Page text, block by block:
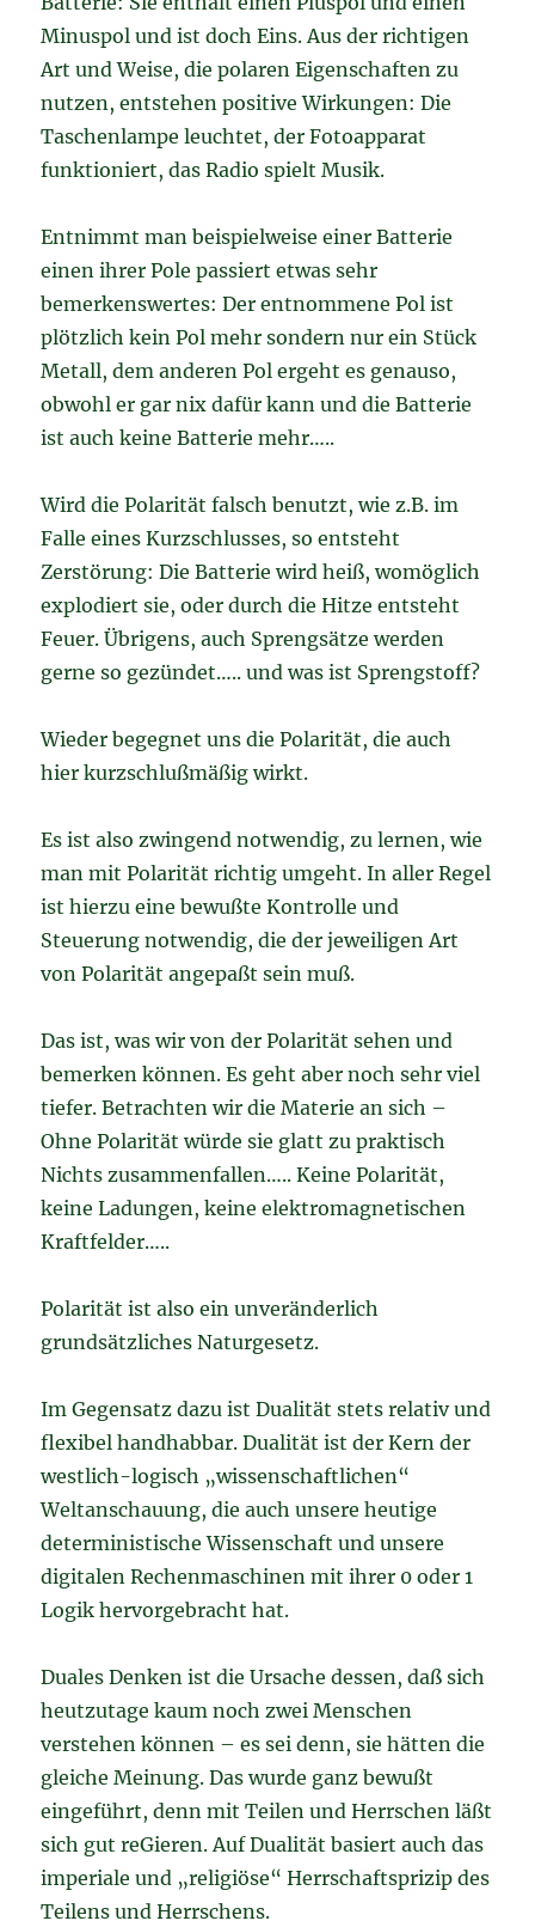
Minuspol und ist doch Eins. Aus der richtigen
Art und Weise, die polaren Eigenschaften zu
nutzen, entstehen positive Wirkungen: Die
Taschenlampe leuchtet, der Fotoapparat
funktioniert, das Radio spielt Musik.
Entnimmt man beispielweise einer Batterie
einen ihrer Pole passiert etwas sehr
bemerkenswertes: Der entnommene Pol ist
plötzlich kein Pol mehr sondern nur ein Stück
Metall, dem anderen Pol ergeht es genauso,
obwohl er gar nix dafür kann und die Batterie
ist auch keine Batterie mehr…..
Wird die Polarität falsch benutzt, wie z.B. im
Falle eines Kurzschlusses, so entsteht
Zerstörung: Die Batterie wird heiß, womöglich
explodiert sie, oder durch die Hitze entsteht
Feuer. Übrigens, auch Sprengsätze werden
gerne so gezündet….. und was ist Sprengstoff?
Wieder begegnet uns die Polarität, die auch
hier kurzschlußmäßig wirkt.
Es ist also zwingend notwendig, zu lernen, wie
man mit Polarität richtig umgeht. In aller Regel
ist hierzu eine bewußte Kontrolle und
Steuerung notwendig, die der jeweiligen Art
von Polarität angepaßt sein muß.
Das ist, was wir von der Polarität sehen und
bemerken können. Es geht aber noch sehr viel
tiefer. Betrachten wir die Materie an sich –
Ohne Polarität würde sie glatt zu praktisch
Nichts zusammenfallen….. Keine Polarität,
keine Ladungen, keine elektromagnetischen
Kraftfelder…..
Polarität ist also ein unveränderlich
grundsätzliches Naturgesetz.
Im Gegensatz dazu ist Dualität stets relativ und
flexibel handhabbar. Dualität ist der Kern der
westlich-logisch „wissenschaftlichen“
Weltanschauung, die auch unsere heutige
deterministische Wissenschaft und unsere
digitalen Rechenmaschinen mit ihrer 0 oder 1
Logik hervorgebracht hat.
Duales Denken ist die Ursache dessen, daß sich
heutzutage kaum noch zwei Menschen
verstehen können – es sei denn, sie hätten die
gleiche Meinung. Das wurde ganz bewußt
eingeführt, denn mit Teilen und Herrschen läßt
sich gut reGieren. Auf Dualität basiert auch das
imperiale und „religiöse“ Herrschaftsprizip des
Teilens und Herrschens.